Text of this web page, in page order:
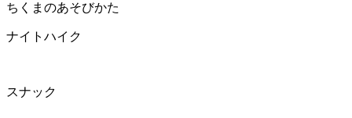
ちくまのあそびかた
ナイトハイク
スナック